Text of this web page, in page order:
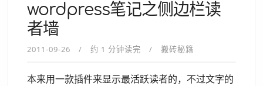
wordpress笔记之侧边栏读
者墙
2011-09-26 约 1 分钟读完 搬砖秘籍
本来用一款插件来显示最活跃读者的，不过文字的